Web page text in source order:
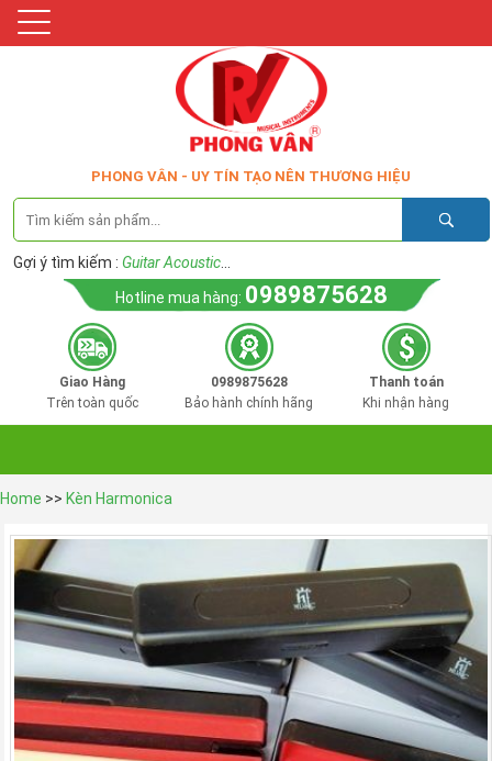
PHONG VÂN - UY TÍN TẠO NÊN THƯƠNG HIỆU
Gợi ý tìm kiếm : Guitar Acoustic
Hotline mua hàng: 0989875628
Giao Hàng
Trên toàn quốc
0989875628
Bảo hành chính hãng
Thanh toán
Khi nhận hàng
Home >> Kèn Harmonica